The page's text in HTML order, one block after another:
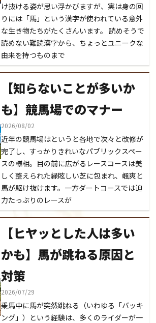
け抜ける姿が思い浮かびますが、実は身の回
りには「馬」という漢字が使われている意外
な生き物たちがたくさんいます。 読めそうで
読めない難読漢字から、ちょっとユニークな
由来を持つものまで
【知らないことが多いか
も】競馬場でのマナー
2026/08/02
近年の競馬場はというと各地で次々と改修が
完了し、すっかりきれいなパブリックスペー
スの様相。目の前に広がるレースコースは美
しく整えられた緑眩しい芝に包まれ、颯爽と
馬が駆け抜けます。一方ダートコースでは迫
力たっぷりのレースが
【ヒヤッとした人は多い
かも】馬が跳ねる原因と
対策
2026/07/29
乗馬中に馬が突然跳ねる（いわゆる「バッキ
ング」）という経験は、多くのライダーが一